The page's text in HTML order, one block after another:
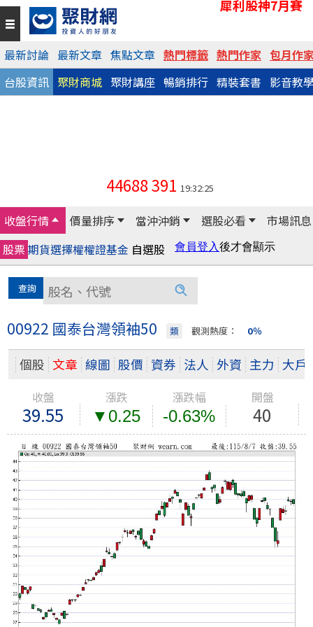
犀利股神7月賽
最新討論 最新文章 焦點文章 熱門標籤 熱門作家 包月作
台股資訊 聚財商城 聚財講座 暢銷排行 精裝套書 影音教
44688391 19:32:25
收盤行情 價量排序 當沖沖銷 選股必看
市場訊息
股票期貨選擇權權證基金 自選股
00922 國泰台灣領袖50 類 觀測熱度： 0％
個股 文章 線圖 股價 資券 法人 外資 主力 大戶
收盤 漲跌 漲跌幅 開盤
39.55 ▼0.25 -0.63% 40